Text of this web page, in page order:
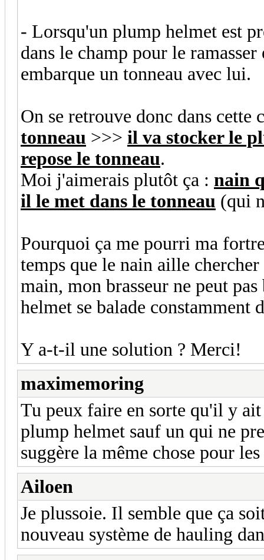
- Lorsqu'un plump helmet est
dans le champ pour le
embarque un tonneau avec lui.
On se retrouve donc dans
tonneau >>> il va stocker le
repose le tonneau.
Moi j'aimerais plutôt ça : nain
il le met dans le tonneau (qui
Pourquoi ça me pourri ma
temps que le nain aille
main, mon brasseur ne peut
helmet se balade constamment
Y a-t-il une solution ? Merci!
maximemoring
Tu peux faire en sorte qu'il y
plump helmet sauf un qui ne
suggère la même chose pour les
Ailoen
Je plussoie. Il semble que ça
nouveau système de hauling